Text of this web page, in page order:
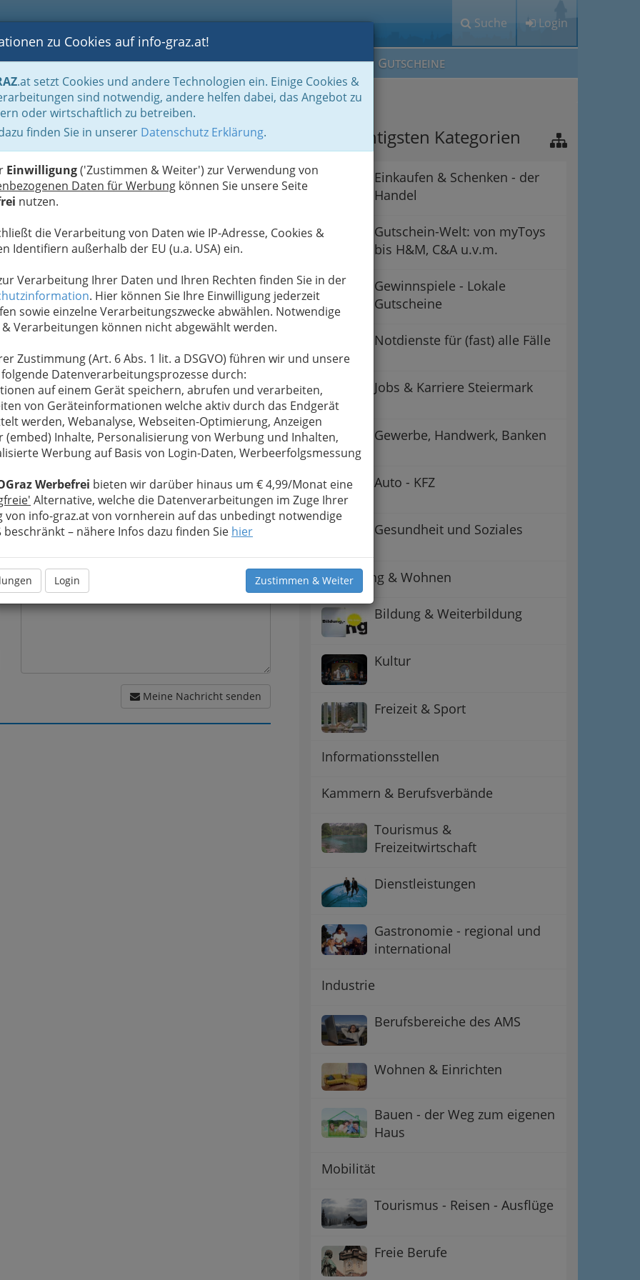
Suche Login
BLOGS FOTOS GASTRONOMIE BRANCHEN MEIN IG GUTSCHEINE
zu Cookies auf info-graz.at!
.at setzt Cookies und andere Technologien ein. Einige Cookies &
sind notwendig, andere helfen dabei, das Angebot zu
oder wirtschaftlich zu betreiben.
finden Sie in unserer Datenschutz Erklärung.
Einwilligung('Zustimmen & Weiter') zur Verwendung von
Daten für Werbung können Sie unsere Seite
nutzen.
die Verarbeitung von Daten wie IP-Adresse, Cookies &
Identifiern außerhalb der EU (u.a. USA) ein.
Verarbeitung Ihrer Daten und Ihren Rechten finden Sie in der
. Hier können Sie Ihre Einwilligung jederzeit
sowie einzelne Verarbeitungszwecke abwählen. Notwendige
& Verarbeitungen können nicht abgewählt werden.
Zustimmung (Art. 6 Abs. 1 lit. a DSGVO) führen wir und unsere
Datenverarbeitungsprozesse durch:
auf einem Gerät speichern, abrufen und verarbeiten,
von Geräteinformationen welche aktiv durch das Endgerät
werden, Webanalyse, Webseiten-Optimierung, Anzeigen
(embed) Inhalte, Personalisierung von Werbung und Inhalten,
Werbung auf Basis von Login-Daten, Werbeerfolgsmessung
Werbefrei bieten wir darüber hinaus um € 4,99/Monat eine
Alternative, welche die Datenverarbeitungen im Zuge Ihrer
von info-graz.at von vornherein auf das unbedingt notwendige
beschränkt – nähere Infos dazu finden Sie hier
Login Zustimmen & Weiter
Offenegg
liegt in fast 1000 m Höhe das
das in den letzten Jahren mehrfach als
Europas ausgezeichnet wurde.
derLANDGASTHOF HOTEL ZUM STEINHAUSER
Familienzimmer, –appartements sowie
Ihre Nachricht wird nach dem Absenden
Hotel zum Steinhauser weitergeleitet.
Meine Nachricht
Meine Nachricht senden
Die wichtigsten Kategorien
Einkaufen & Schenken - der
Handel
Gutschein-Welt: von myToys
bis H&M, C&A u.v.m.
Gewinnspiele - Lokale
Gutscheine
Notdienste für (fast) alle Fälle
Jobs & Karriere Steiermark
Gewerbe, Handwerk, Banken
Auto - KFZ
Gesundheit und Soziales
Betreuung & Wohnen
Bildung & Weiterbildung
Kultur
Freizeit & Sport
Informationsstellen
Kammern & Berufsverbände
Tourismus &
Freizeitwirtschaft
Dienstleistungen
Gastronomie - regional und
international
Industrie
Berufsbereiche des AMS
Wohnen & Einrichten
Bauen - der Weg zum eigenen
Haus
Mobilität
Tourismus - Reisen - Ausflüge
Freie Berufe